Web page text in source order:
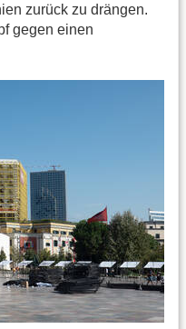
zurück zu drängen.
gegen einen